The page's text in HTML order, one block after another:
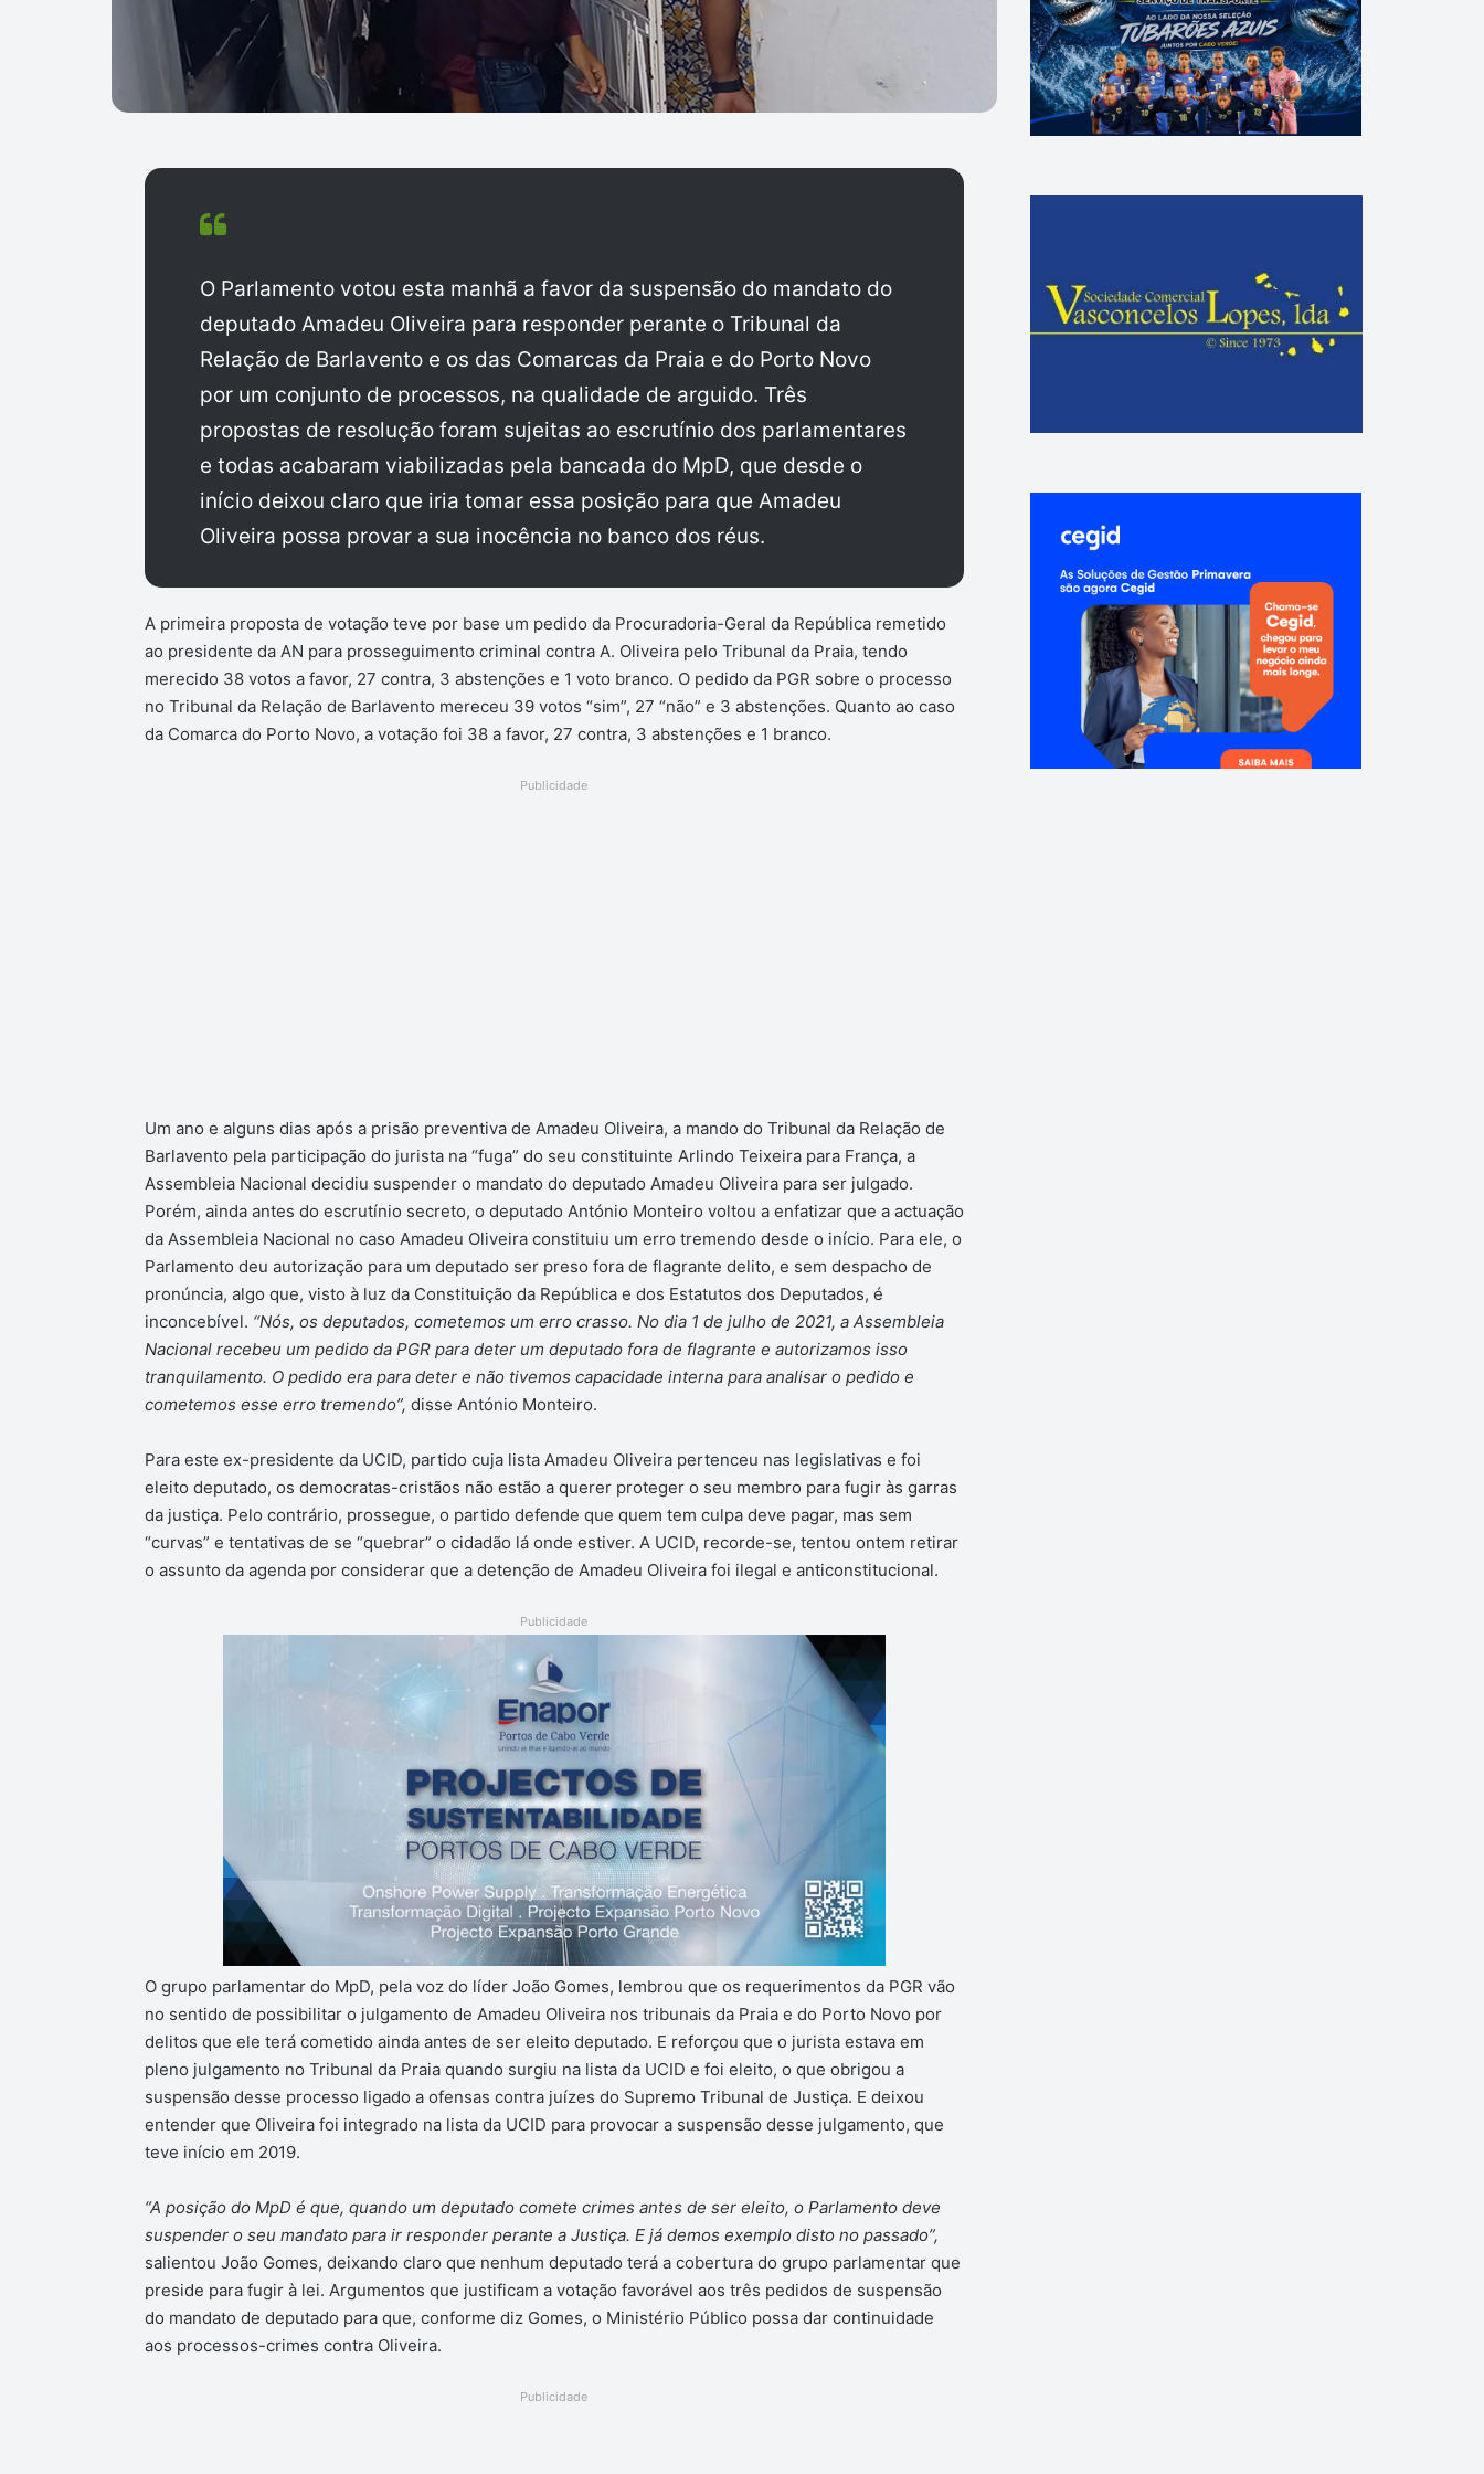
O Parlamento votou esta manhã a favor da suspensão do mandato do
deputado Amadeu Oliveira para responder perante o Tribunal da
Relação de Barlavento e os das Comarcas da Praia e do Porto Novo
por um conjunto de processos, na qualidade de arguido. Três
propostas de resolução foram sujeitas ao escrutínio dos parlamentares
e todas acabaram viabilizadas pela bancada do MpD, que desde o
início deixou claro que iria tomar essa posição para que Amadeu
Oliveira possa provar a sua inocência no banco dos réus.
A primeira proposta de votação teve por base um pedido da Procuradoria-Geral da República remetido
ao presidente da AN para prosseguimento criminal contra A. Oliveira pelo Tribunal da Praia, tendo
merecido 38 votos a favor, 27 contra, 3 abstenções e 1 voto branco. O pedido da PGR sobre o processo
no Tribunal da Relação de Barlavento mereceu 39 votos “sim”, 27 “não” e 3 abstenções. Quanto ao caso
da Comarca do Porto Novo, a votação foi 38 a favor, 27 contra, 3 abstenções e 1 branco.
Publicidade
Um ano e alguns dias após a prisão preventiva de Amadeu Oliveira, a mando do Tribunal da Relação de
Barlavento pela participação do jurista na “fuga” do seu constituinte Arlindo Teixeira para França, a
Assembleia Nacional decidiu suspender o mandato do deputado Amadeu Oliveira para ser julgado.
Porém, ainda antes do escrutínio secreto, o deputado António Monteiro voltou a enfatizar que a actuação
da Assembleia Nacional no caso Amadeu Oliveira constituiu um erro tremendo desde o início. Para ele, o
Parlamento deu autorização para um deputado ser preso fora de flagrante delito, e sem despacho de
pronúncia, algo que, visto à luz da Constituição da República e dos Estatutos dos Deputados, é
inconcebível. “Nós, os deputados, cometemos um erro crasso. No dia 1 de julho de 2021, a Assembleia
Nacional recebeu um pedido da PGR para deter um deputado fora de flagrante e autorizamos isso
tranquilamento. O pedido era para deter e não tivemos capacidade interna para analisar o pedido e
cometemos esse erro tremendo”, disse António Monteiro.
Para este ex-presidente da UCID, partido cuja lista Amadeu Oliveira pertenceu nas legislativas e foi
eleito deputado, os democratas-cristãos não estão a querer proteger o seu membro para fugir às garras
da justiça. Pelo contrário, prossegue, o partido defende que quem tem culpa deve pagar, mas sem
“curvas” e tentativas de se “quebrar” o cidadão lá onde estiver. A UCID, recorde-se, tentou ontem retirar
o assunto da agenda por considerar que a detenção de Amadeu Oliveira foi ilegal e anticonstitucional.
Publicidade
O grupo parlamentar do MpD, pela voz do líder João Gomes, lembrou que os requerimentos da PGR vão
no sentido de possibilitar o julgamento de Amadeu Oliveira nos tribunais da Praia e do Porto Novo por
delitos que ele terá cometido ainda antes de ser eleito deputado. E reforçou que o jurista estava em
pleno julgamento no Tribunal da Praia quando surgiu na lista da UCID e foi eleito, o que obrigou a
suspensão desse processo ligado a ofensas contra juízes do Supremo Tribunal de Justiça. E deixou
entender que Oliveira foi integrado na lista da UCID para provocar a suspensão desse julgamento, que
teve início em 2019.
“A posição do MpD é que, quando um deputado comete crimes antes de ser eleito, o Parlamento deve
suspender o seu mandato para ir responder perante a Justiça. E já demos exemplo disto no passado”,
salientou João Gomes, deixando claro que nenhum deputado terá a cobertura do grupo parlamentar que
preside para fugir à lei. Argumentos que justificam a votação favorável aos três pedidos de suspensão
do mandato de deputado para que, conforme diz Gomes, o Ministério Público possa dar continuidade
aos processos-crimes contra Oliveira.
Publicidade